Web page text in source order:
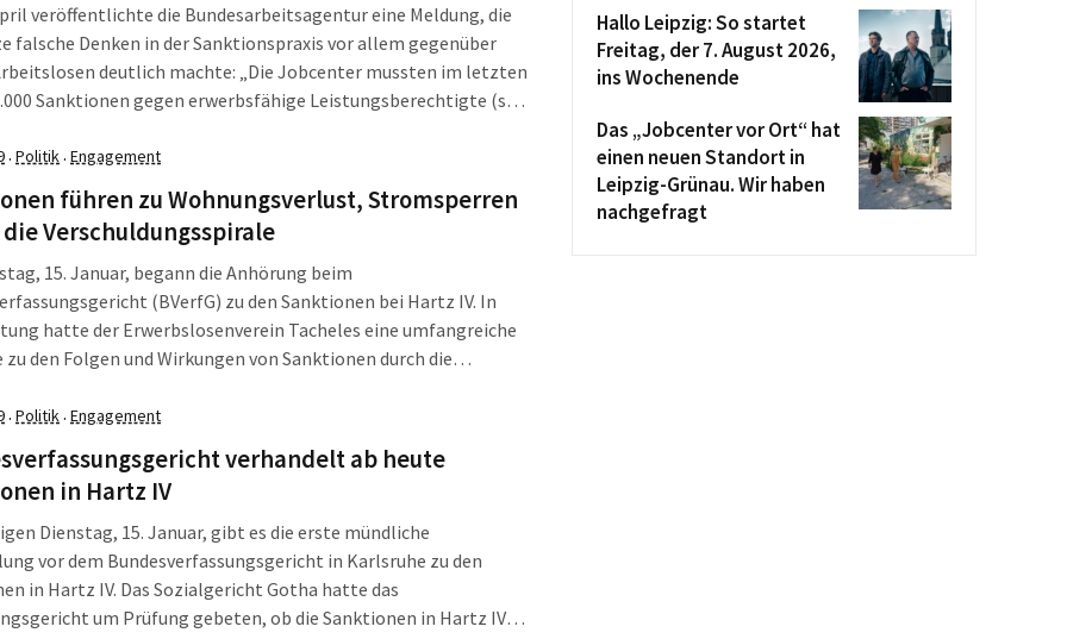
veröffentlichte die Bundesarbeitsagentur eine Meldung, die
falsche Denken in der Sanktionspraxis vor allem gegenüber
deutlich machte: „Die Jobcenter mussten im letzten
Sanktionen gegen erwerbsfähige Leistungsberechtigte (sog.
Vergleich zum Vorjahr um 49.000 gesunken“, las man da. Acht
meldete unter anderem der „Spiegel“: Viele Sanktionen sind
· Politik· Engagement
führen zu Wohnungsverlust, Stromsperren
Verschuldungsspirale
15. Januar, begann die Anhörung beim
(BVerfG) zu den Sanktionen bei Hartz IV. In
hatte der Erwerbslosenverein Tacheles eine umfangreiche
zu den Folgen und Wirkungen von Sanktionen durch die
und die Ergebnisse in das Verfahren eingebracht. Und sie
andere Geschichte als etwa Bundesarbeitsminister Hubertus
der immer noch glaubt, arbeitslose Menschen müssten mit
zur Arbeit genötigt werden.
· Politik· Engagement
verhandelt ab heute
in Hartz IV
Dienstag, 15. Januar, gibt es die erste mündliche
vor dem Bundesverfassungsgericht in Karlsruhe zu den
in Hartz IV. Das Sozialgericht Gotha hatte das
um Prüfung gebeten, ob die Sanktionen in Hartz IV
Hallo Leipzig: So startet
Freitag, der 7. August 2026,
ins Wochenende
Das „Jobcenter vor Ort“ hat
einen neuen Standort in
Leipzig-Grünau. Wir haben
nachgefragt